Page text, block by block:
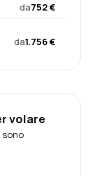
da752 €
da1.756 €
volare